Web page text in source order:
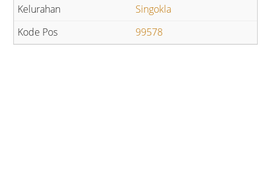
Singokla
99578